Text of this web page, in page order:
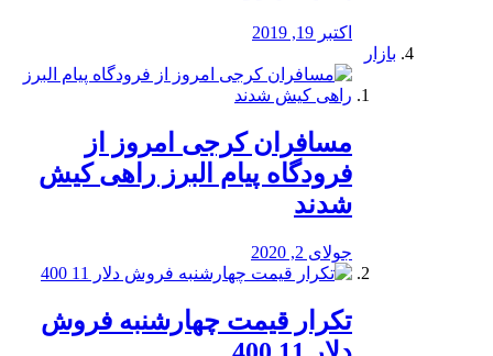
اکتبر 19, 2019
بازار
مسافران کرجی امروز از
فرودگاه پیام البرز راهی کیش
شدند
جولای 2, 2020
تکرار قیمت چهارشنبه فروش